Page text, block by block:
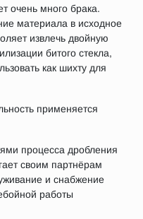
очень много брака.
материала в исходное
извлечь двойную
битого стекла,
как шихту для
применяется
процесса дробления
своим партнёрам
и снабжение
работы